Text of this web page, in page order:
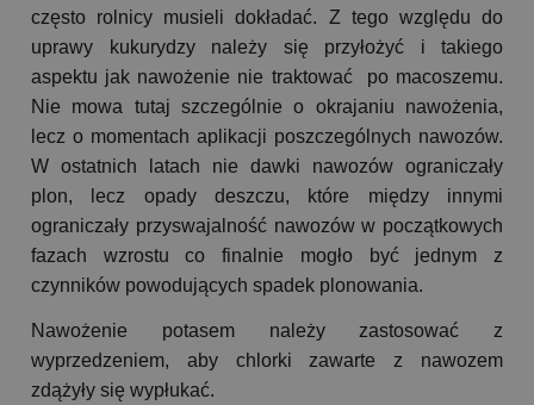
często rolnicy musieli dokładać. Z tego względu do
uprawy kukurydzy należy się przyłożyć i takiego
aspektu jak nawożenie nie traktować po macoszemu.
Nie mowa tutaj szczególnie o okrajaniu nawożenia,
lecz o momentach aplikacji poszczególnych nawozów.
W ostatnich latach nie dawki nawozów ograniczały
plon, lecz opady deszczu, które między innymi
ograniczały przyswajalność nawozów w początkowych
fazach wzrostu co finalnie mogło być jednym z
czynników powodujących spadek plonowania.
Nawożenie potasem należy zastosować z
wyprzedzeniem, aby chlorki zawarte z nawozem
zdążyły się wypłukać.